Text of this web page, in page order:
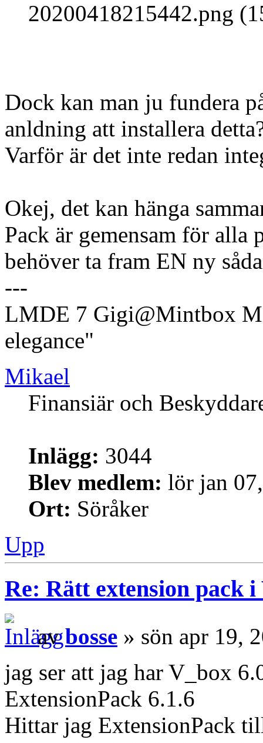
20200418215442.png
Dock kan man ju fundera
anldning att installera
Varför är det inte redan
Okej, det kan hänga
Pack är gemensam för alla
behöver ta fram EN ny
---
LMDE 7 Gigi@Mintbox
elegance"
Mikael
Finansiär och
Inlägg: 3044
Blev medlem: lör jan
Ort: Söråker
Upp
Re: Rätt extension pack
avbosse » sön apr 19,
jag ser att jag har V_box
ExtensionPack 6.1.6
Hittar jag ExtensionPack